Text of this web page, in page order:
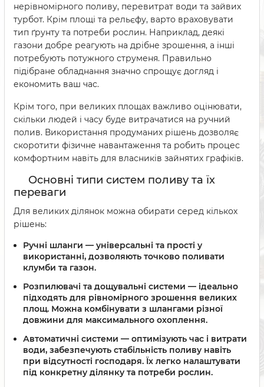
нерівномірного поливу, перевитрат води та зайвих
турбот. Крім площі та рельєфу, варто враховувати
тип ґрунту та потреби рослин. Наприклад, деякі
газони добре реагують на дрібне зрошення, а інші
потребують потужного струменя. Правильно
підібране обладнання значно спрощує догляд і
економить ваш час.
Крім того, при великих площах важливо оцінювати,
скільки людей і часу буде витрачатися на ручний
полив. Використання продуманих рішень дозволяє
скоротити фізичне навантаження та робить процес
комфортним навіть для власників зайнятих графіків.
Основні типи систем поливу та їх
переваги
Для великих ділянок можна обирати серед кількох
рішень:
Ручні шланги — універсальні та прості у
використанні, дозволяють точково поливати
клумби та газон.
Розпилювачі та дощувальні системи — ідеально
підходять для рівномірного зрошення великих
площ. Можна комбінувати з шлангами різної
довжини для максимального охоплення.
Автоматичні системи — оптимізують час і витрати
води, забезпечують стабільність поливу навіть
при відсутності господаря. Їх легко налаштувати
під конкретну ділянку та потреби рослин.